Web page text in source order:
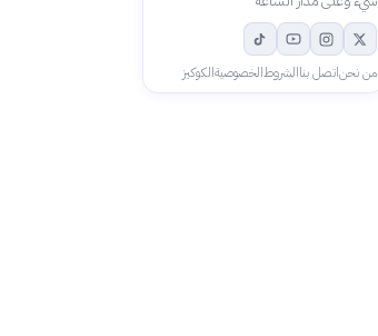
من نحناتصل بناالشروطالخصوصيةالكوكيز